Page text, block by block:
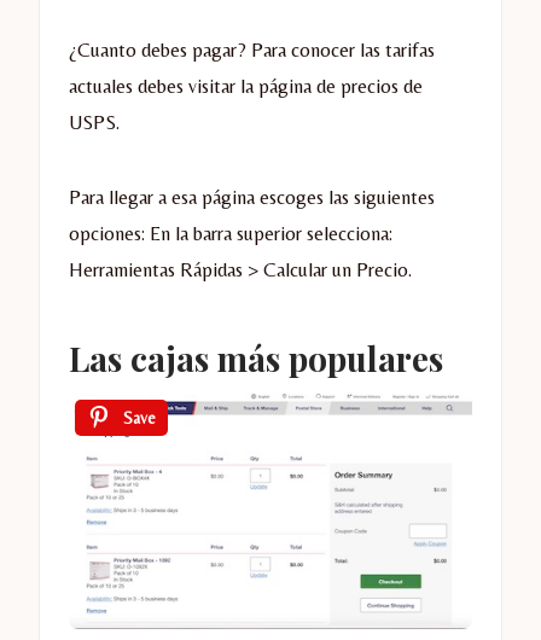
¿Cuanto debes pagar? Para conocer las tarifas
actuales debes visitar la página de precios de
USPS.
Para llegar a esa página escoges las siguientes
opciones: En la barra superior selecciona:
Herramientas Rápidas > Calcular un Precio.
Las cajas más populares
Save